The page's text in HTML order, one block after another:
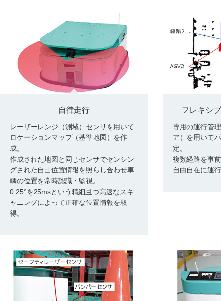
自律走行
レーザーレンジ（測域）センサを用いて
ロケーションマップ（基準地図）を作
成。
作成された地図と同じセンサでセンシン
グされた自己位置情報を照らし合わせ車
輌の位置を常時認識・監視。
0.25°を25msという精細且つ高速なスキ
ャニングによって正確な位置情報を取
得。
フレキシ
専用の運行管
ア）を用いて
定。
複数経路を事
自由自在に運